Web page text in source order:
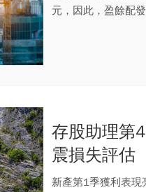
元，因此，盈餘配
存股助理第
震損失評估
新產第1季獲利表